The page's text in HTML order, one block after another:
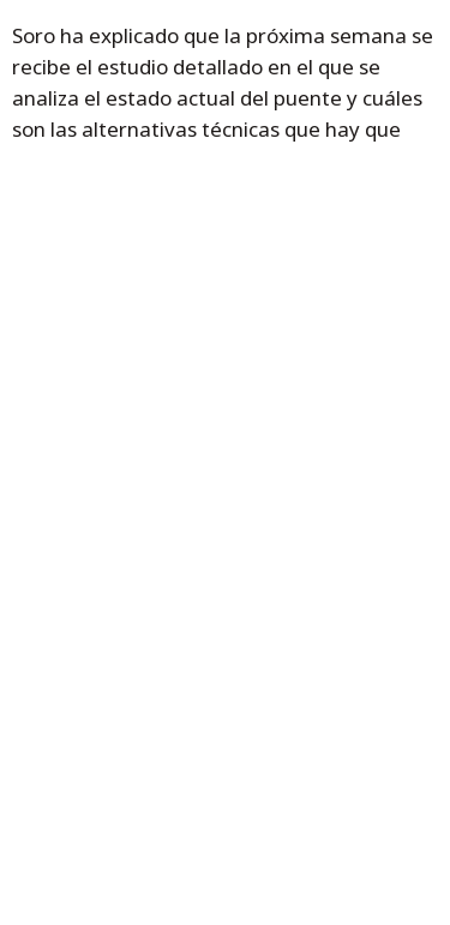
Soro ha explicado que la próxima semana se
recibe el estudio detallado en el que se
analiza el estado actual del puente y cuáles
son las alternativas técnicas que hay que